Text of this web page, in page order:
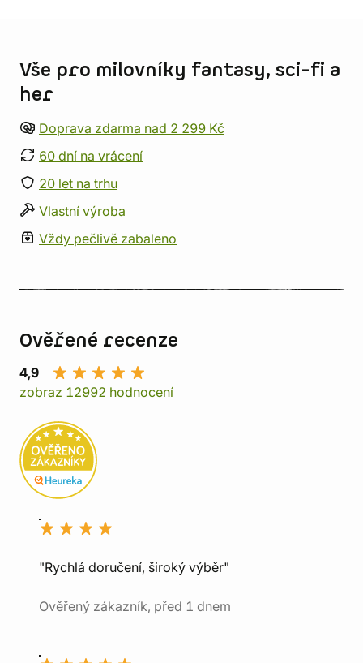
Vše pro milovníky fantasy, sci-fi a
her
Doprava zdarma nad 2 299 Kč
60 dní na vrácení
20 let na trhu
Vlastní výroba
Vždy pečlivě zabaleno
Ověřené recenze
4,9
zobraz 12992 hodnocení
"Rychlá doručení, široký výběr"
Ověřený zákazník, před 1 dnem